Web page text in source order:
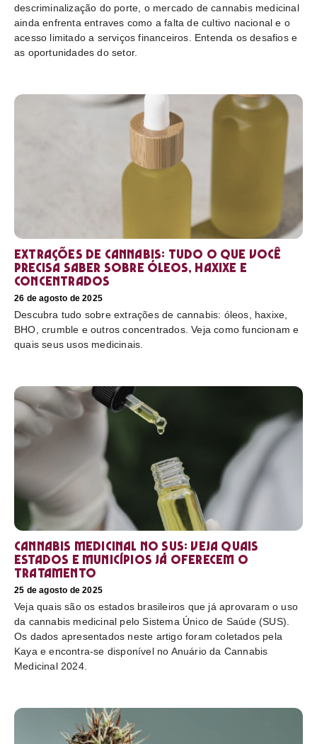
descriminalização do porte, o mercado de cannabis medicinal
ainda enfrenta entraves como a falta de cultivo nacional e o
acesso limitado a serviços financeiros. Entenda os desafios e
as oportunidades do setor.
Extrações de cannabis: tudo o que você
precisa saber sobre óleos, haxixe e
concentrados
26 de agosto de 2025
Descubra tudo sobre extrações de cannabis: óleos, haxixe,
BHO, crumble e outros concentrados. Veja como funcionam e
quais seus usos medicinais.
Cannabis medicinal no SUS: veja quais
estados e municípios já oferecem o
tratamento
25 de agosto de 2025
Veja quais são os estados brasileiros que já aprovaram o uso
da cannabis medicinal pelo Sistema Único de Saúde (SUS).
Os dados apresentados neste artigo foram coletados pela
Kaya e encontra-se disponível no Anuário da Cannabis
Medicinal 2024.